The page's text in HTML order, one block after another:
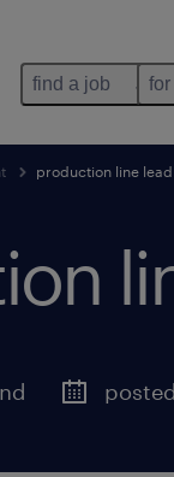
find a job
production line lead